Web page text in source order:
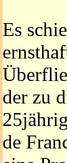
Es
der zu
de